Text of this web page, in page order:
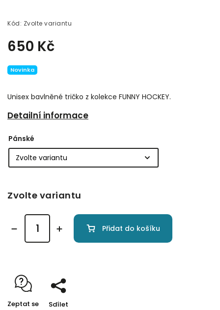
Kód: Zvolte variantu
650 Kč
Unisex bavlněné tričko z kolekce FUNNY HOCKEY.
Detailní informace
Novinka
Pánské
Zvolte variantu
Přidat do košíku
Zeptat se Sdílet